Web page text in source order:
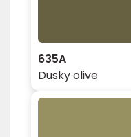
635A
Dusky olive